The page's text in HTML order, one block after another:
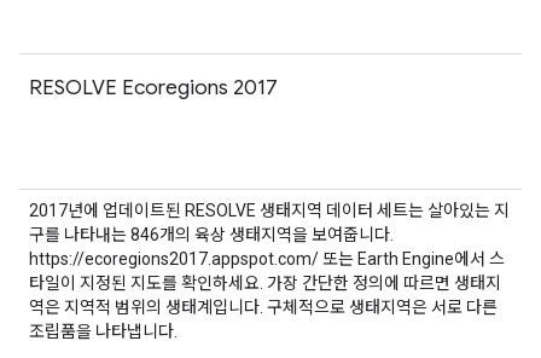
RESOLVE Ecoregions 2017
2017년에 업데이트된 RESOLVE 생태지역 데이터 세트는 살아있는 지
구를 나타내는 846개의 육상 생태지역을 보여줍니다.
https://ecoregions2017.appspot.com/ 또는 Earth Engine에서 스
타일이 지정된 지도를 확인하세요. 가장 간단한 정의에 따르면 생태지
역은 지역적 범위의 생태계입니다. 구체적으로 생태지역은 서로 다른
조립품을 나타냅니다.